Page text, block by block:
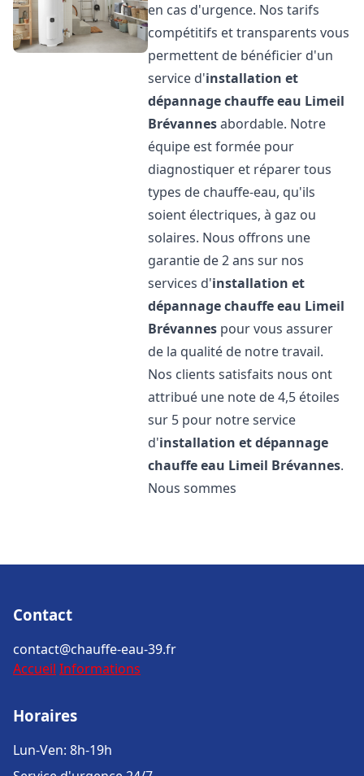
en cas d'urgence. Nos tarifs
compétitifs et transparents vous
permettent de bénéficier d'un
service d'installation et
dépannage chauffe eau Limeil
Brévannesabordable. Notre
équipe est formée pour
diagnostiquer et réparer tous
types de chauffe-eau, qu'ils
soient électriques, à gaz ou
solaires. Nous offrons une
garantie de 2 ans sur nos
services d'installation et
dépannage chauffe eau Limeil
Brévannes pour vous assurer
de la qualité de notre travail.
Nos clients satisfaits nous ont
attribué une note de 4,5 étoiles
sur 5 pour notre service
d'installation et dépannage
chauffe eau Limeil Brévannes.
Nous sommes
Contact
contact@chauffe-eau-39.fr
Accueil Informations
Horaires
Lun-Ven: 8h-19h